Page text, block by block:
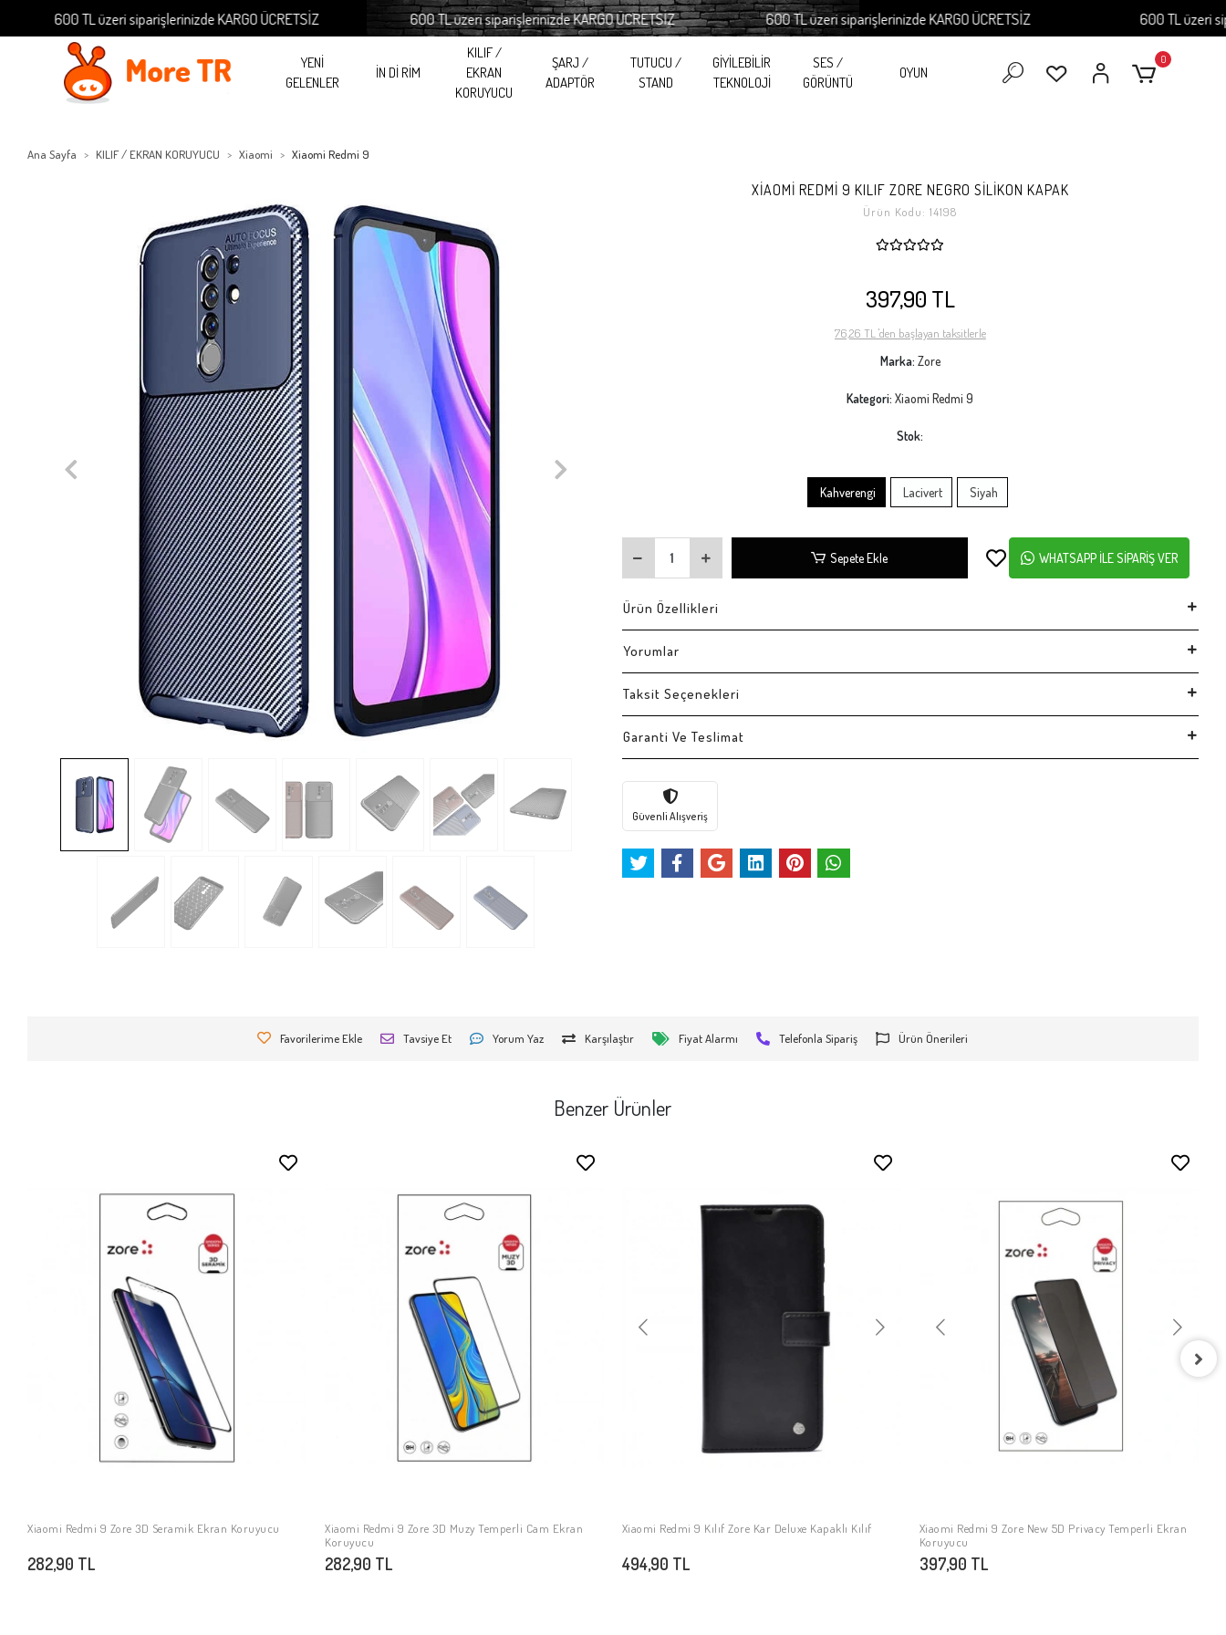
600 TL üzeri siparişlerinizde KARGO ÜCRETSİZ 600 TL üzeri siparişlerinizde KARGO ÜCRETSİZ 600 TL üzeri siparişlerinizde KARGO ÜCRETSİZ 600 TL üzeri
YENİ
GELENLER
İN Dİ RİM
KILIF /
EKRAN
KORUYUCU
ŞARJ /
ADAPTÖR
TUTUCU /
STAND
GİYİLEBİLİR
TEKNOLOJİ
SES /
GÖRÜNTÜ
OYUN
0
Ana Sayfa KILIF / EKRAN KORUYUCU Xiaomi Xiaomi Redmi 9
XİAOMİ REDMİ 9 KILIF ZORE NEGRO SİLİKON KAPAK
Ürün Kodu:14198
397,90 TL
76,26 TL 'den başlayan taksitlerle
Marka: Zore
Kategori:Xiaomi Redmi 9
Stok:
Kahverengi Lacivert Siyah
Sepete Ekle WHATSAPP İLE SİPARİŞ VER
Ürün Özellikleri
Yorumlar
Taksit Seçenekleri
Garanti Ve Teslimat
Güvenli Alışveriş
Tavsiye Et Yorum Yaz